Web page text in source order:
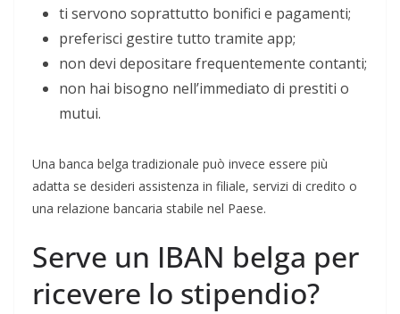
ti servono soprattutto bonifici e pagamenti;
preferisci gestire tutto tramite app;
non devi depositare frequentemente contanti;
non hai bisogno nell’immediato di prestiti o
mutui.
Una banca belga tradizionale può invece essere più
adatta se desideri assistenza in filiale, servizi di credito o
una relazione bancaria stabile nel Paese.
Serve un IBAN belga per
ricevere lo stipendio?